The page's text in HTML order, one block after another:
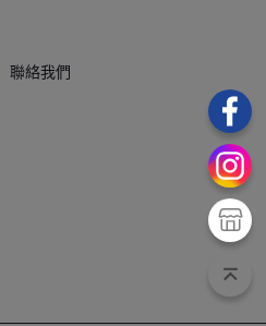
聯絡我們